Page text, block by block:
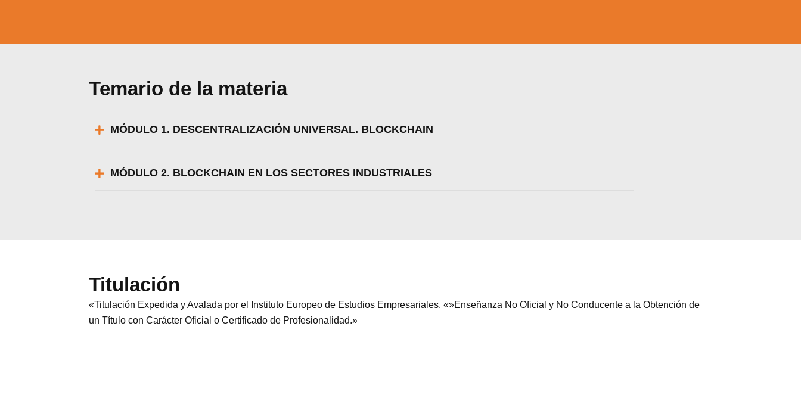
Temario de la materia
MÓDULO 1. DESCENTRALIZACIÓN UNIVERSAL. BLOCKCHAIN
MÓDULO 2. BLOCKCHAIN EN LOS SECTORES INDUSTRIALES
Titulación
«Titulación Expedida y Avalada por el Instituto Europeo de Estudios Empresariales. «»Enseñanza No Oficial y No Conducente a la Obtención de
un Título con Carácter Oficial o Certificado de Profesionalidad.»
Utilizamos cookies para ofrecerte la mejor experiencia en nuestra web.
Puedes aprender más sobre qué cookies utilizamos o desactivarlas en los